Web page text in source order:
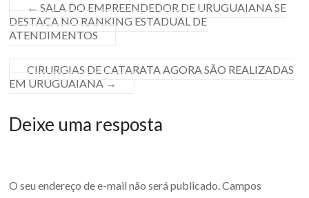
← SALA DO EMPREENDEDOR DE URUGUAIANA SE
DESTACA NO RANKING ESTADUAL DE
ATENDIMENTOS
CIRURGIAS DE CATARATA AGORA SÃO REALIZADAS
EM URUGUAIANA →
Deixe uma resposta
O seu endereço de e-mail não será publicado. Campos